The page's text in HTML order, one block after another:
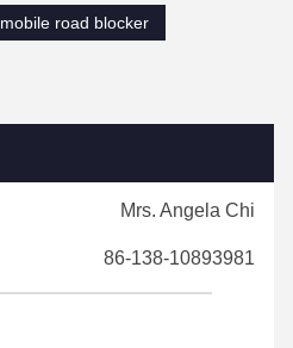
mobile road blocker
Mrs. Angela Chi
86-138-10893981